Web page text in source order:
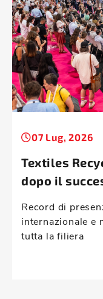
07 Lug, 2026
Textiles
dopo il
Record di
internazionale e
tutta la filiera